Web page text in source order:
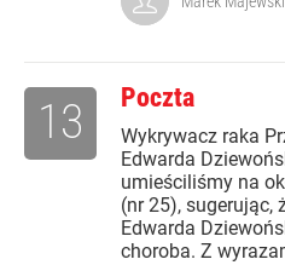
Poczta
Wykrywacz raka
Edwarda
umieściliśmy na
(nr 25), sugerując,
Edwarda
choroba. Z
13